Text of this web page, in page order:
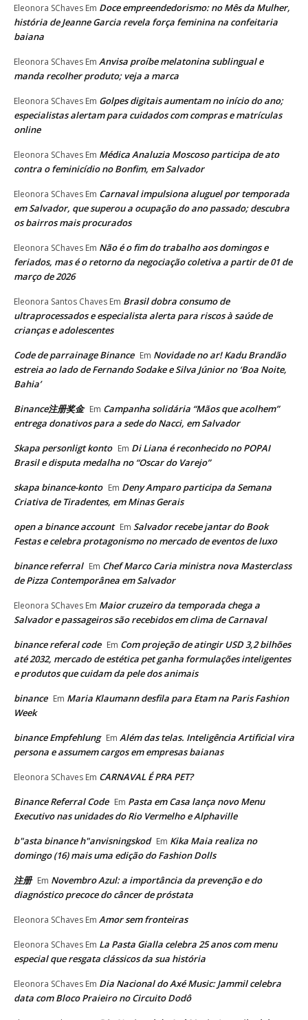
Eleonora SChaves Em Doce empreendedorismo: no Mês da Mulher,
história de Jeanne Garcia revela força feminina na confeitaria
baiana
Eleonora SChaves Em Anvisa proíbe melatonina sublingual e
manda recolher produto; veja a marca
Eleonora SChaves Em Golpes digitais aumentam no início do ano;
especialistas alertam para cuidados com compras e matrículas
online
Eleonora SChaves Em Médica Analuzia Moscoso participa de ato
contra o feminicídio no Bonfim, em Salvador
Eleonora SChaves Em Carnaval impulsiona aluguel por temporada
em Salvador, que superou a ocupação do ano passado; descubra
os bairros mais procurados
Eleonora SChaves Em Não é o fim do trabalho aos domingos e
feriados, mas é o retorno da negociação coletiva a partir de 01 de
março de 2026
Eleonora Santos Chaves Em Brasil dobra consumo de
ultraprocessados e especialista alerta para riscos à saúde de
crianças e adolescentes
Code de parrainage Binance Em Novidade no ar! Kadu Brandão
estreia ao lado de Fernando Sodake e Silva Júnior no ‘Boa Noite,
Bahia’
Binance注册奖金 Em Campanha solidária “Mãos que acolhem”
entrega donativos para a sede do Nacci, em Salvador
Skapa personligt konto Em Di Liana é reconhecido no POPAI
Brasil e disputa medalha no “Oscar do Varejo”
skapa binance-konto Em Deny Amparo participa da Semana
Criativa de Tiradentes, em Minas Gerais
open a binance account Em Salvador recebe jantar do Book
Festas e celebra protagonismo no mercado de eventos de luxo
binance referral Em Chef Marco Caria ministra nova Masterclass
de Pizza Contemporânea em Salvador
Eleonora SChaves Em Maior cruzeiro da temporada chega a
Salvador e passageiros são recebidos em clima de Carnaval
binance referal code Em Com projeção de atingir USD 3,2 bilhões
até 2032, mercado de estética pet ganha formulações inteligentes
e produtos que cuidam da pele dos animais
binance Em Maria Klaumann desfila para Etam na Paris Fashion
Week
binance Empfehlung Em Além das telas. Inteligência Artificial vira
persona e assumem cargos em empresas baianas
Eleonora SChaves Em CARNAVAL É PRA PET?
Binance Referral Code Em Pasta em Casa lança novo Menu
Executivo nas unidades do Rio Vermelho e Alphaville
b"asta binance h"anvisningskod Em Kika Maia realiza no
domingo (16) mais uma edição do Fashion Dolls
注册 Em Novembro Azul: a importância da prevenção e do
diagnóstico precoce do câncer de próstata
Eleonora SChaves Em Amor sem fronteiras
Eleonora SChaves Em La Pasta Gialla celebra 25 anos com menu
especial que resgata clássicos da sua história
Eleonora SChaves Em Dia Nacional do Axé Music: Jammil celebra
data com Bloco Praieiro no Circuito Dodô